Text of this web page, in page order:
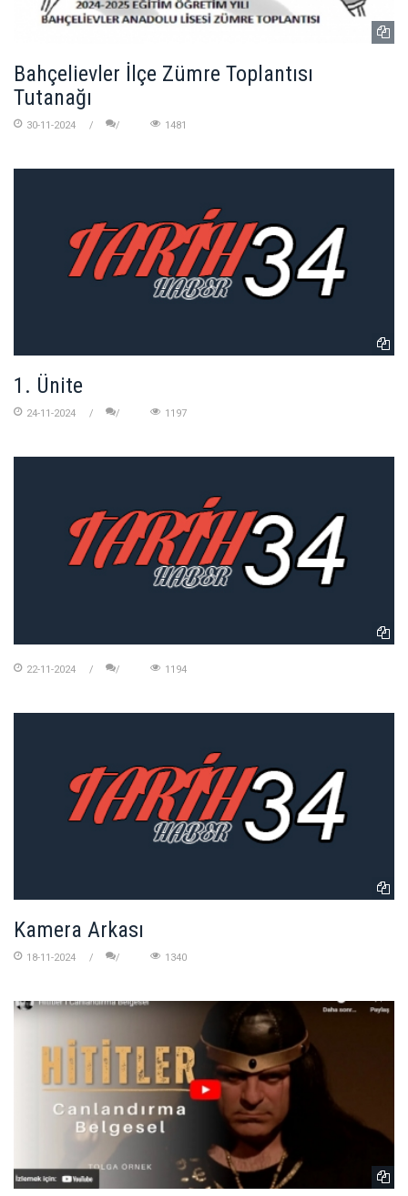
Bahçelievler İlçe Zümre Toplantısı
Tutanağı
30-11-2024 1481
1. Ünite
24-11-2024 1197
22-11-2024 1194
Kamera Arkası
18-11-2024 1340